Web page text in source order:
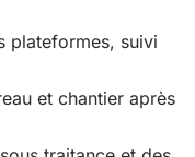
plateformes, suivi
et chantier après